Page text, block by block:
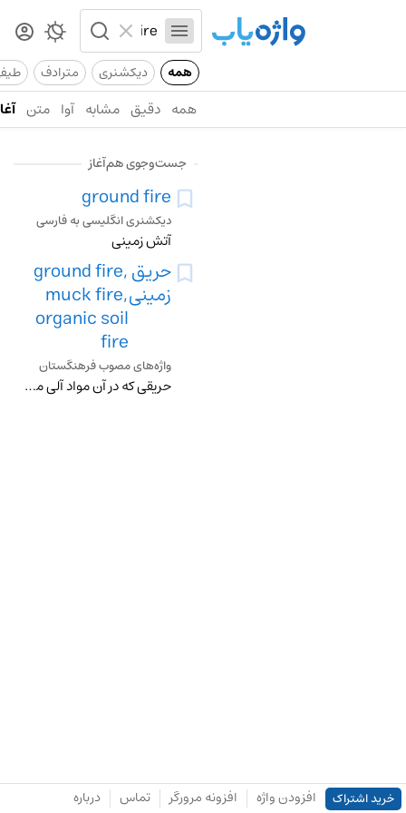
همه دیکشنری مترادف
همه دقیق مشابه آوا متن
جست‌وجوی هم‌آغاز
ground fire
دیکشنری انگلیسی به فارسی
آتش زمینی
حریق
زمینی
ground fire,
muck fire,
organic soil
fire
واژه‌های مصوب فرهنگستان
حریقی که در آن مواد آلی موجود در لایۀ خاک جنگل می‌سوزد متـ . حریق پوده peat fire
خرید اشتراک افزودن واژه افزونه مرورگر تماس درباره